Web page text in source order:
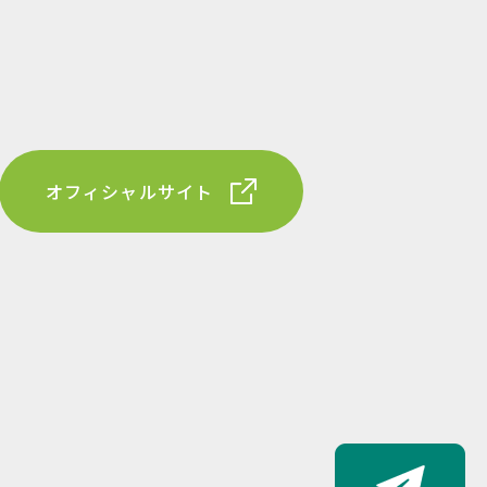
オフィシャルサイト